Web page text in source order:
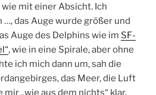
mit einer Absicht. Ich
das Auge wurde größer und
Auge des Delphins wie im SF-
, wie in eine Spirale, aber ohne
ich mich dann um, sah die
das Meer, die Luft
mir „wie aus dem nichts“ klar,